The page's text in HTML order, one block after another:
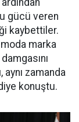
gücü veren
kaybettiler.
marka
zamanda
konuştu.